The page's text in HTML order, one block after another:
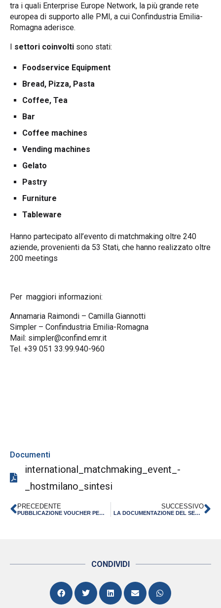
tra i quali Enterprise Europe Network, la più grande rete
europea di supporto alle PMI, a cui Confindustria Emilia-
Romagna aderisce.
I settori coinvolti sono stati:
Foodservice Equipment
Bread, Pizza, Pasta
Coffee, Tea
Bar
Coffee machines
Vending machines
Gelato
Pastry
Furniture
Tableware
Hanno partecipato all’evento di matchmaking oltre 240
aziende, provenienti da 53 Stati, che hanno realizzato oltre
200 meetings
Per maggiori informazioni:
Annamaria Raimondi – Camilla Giannotti
Simpler – Confindustria Emilia-Romagna
Mail: simpler@confind.emr.it
Tel. +39 051 33.99.940-960
Documenti
international_matchmaking_event_-
_hostmilano_sintesi
PRECEDENTE
PUBBLICAZIONE VOUCHER PER L’INTERNAZIONALIZZAZIONE, SECONDA TRANCHE – MISE (CHIUSURA 1° DICEMBRE 2017)
SUCCESSIVO
LA DOCUMENTAZIONE DEL SEMINARIO “DIGITAL MARKETING, BIG DATA E ANALYTICS PER LO SVILUPPO INTERNAZIONALE”
CONDIVIDI